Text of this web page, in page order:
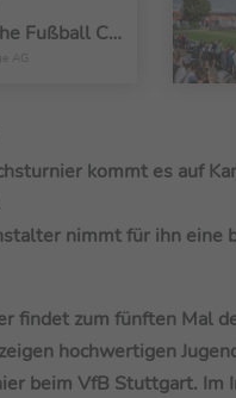
Porsche Fußball Cup 2025: FC Erzgebirge Aue lässt sich feiern
AG
kommt es auf
nimmt für ihn eine
findet zum fünften Mal
hochwertigen
beim VfB Stuttgart. Im